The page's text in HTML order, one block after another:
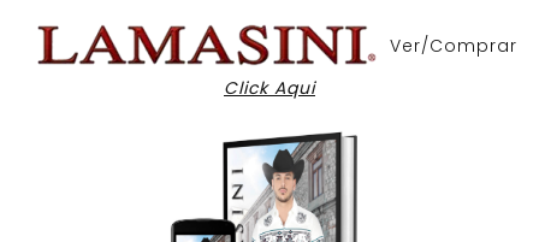
Ver/Comprar
Click Aqui